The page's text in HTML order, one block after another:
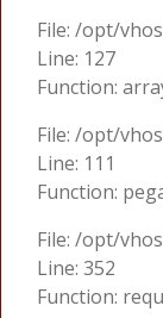
File: /opt/
Line: 127
Function:
File: /opt/
Line: 111
Function:
File: /opt/
Line: 352
Function: